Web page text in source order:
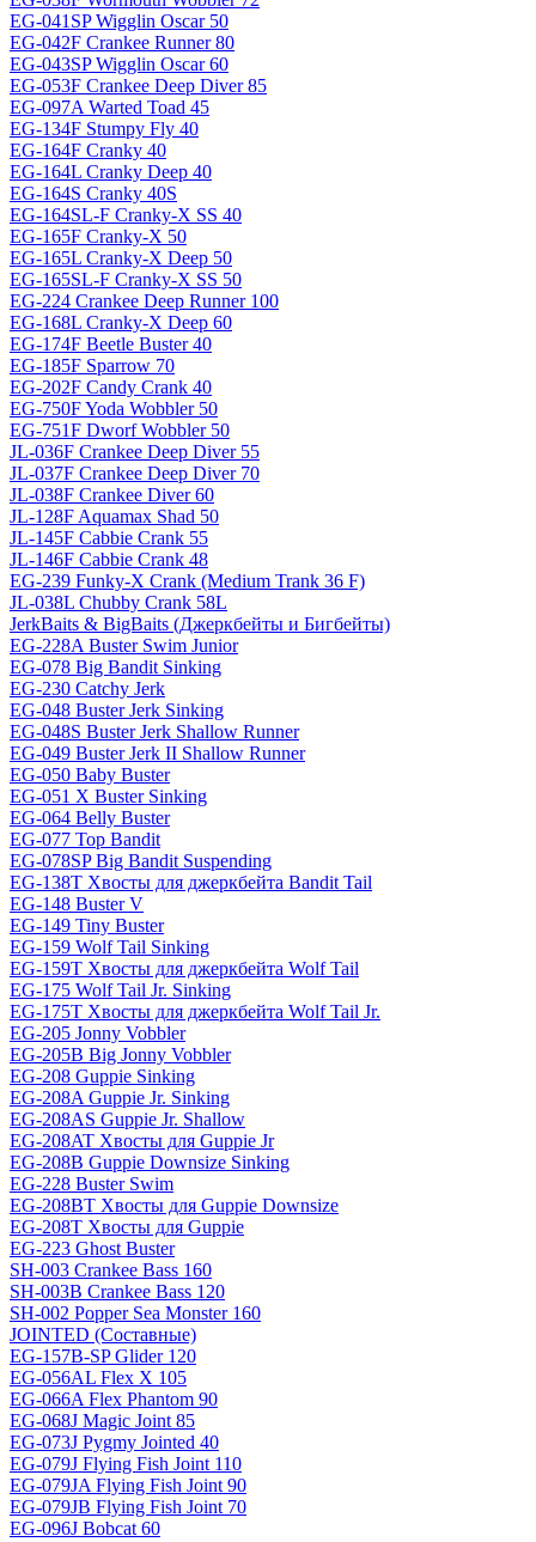
EG-041SP Wigglin Oscar 50
EG-042F Crankee Runner 80
EG-043SP Wigglin Oscar 60
EG-053F Crankee Deep Diver 85
EG-097A Warted Toad 45
EG-134F Stumpy Fly 40
EG-164F Cranky 40
EG-164L Cranky Deep 40
EG-164S Cranky 40S
EG-164SL-F Cranky-X SS 40
EG-165F Cranky-X 50
EG-165L Cranky-X Deep 50
EG-165SL-F Cranky-X SS 50
EG-224 Crankee Deep Runner 100
EG-168L Cranky-X Deep 60
EG-174F Beetle Buster 40
EG-185F Sparrow 70
EG-202F Candy Crank 40
EG-750F Yoda Wobbler 50
EG-751F Dworf Wobbler 50
JL-036F Crankee Deep Diver 55
JL-037F Crankee Deep Diver 70
JL-038F Crankee Diver 60
JL-128F Aquamax Shad 50
JL-145F Cabbie Crank 55
JL-146F Cabbie Crank 48
EG-239 Funky-X Crank (Medium Trank 36 F)
JL-038L Chubby Crank 58L
JerkBaits & BigBaits (Джеркбейты и Бигбейты)
EG-228A Buster Swim Junior
EG-078 Big Bandit Sinking
EG-230 Catchy Jerk
EG-048 Buster Jerk Sinking
EG-048S Buster Jerk Shallow Runner
EG-049 Buster Jerk II Shallow Runner
EG-050 Baby Buster
EG-051 X Buster Sinking
EG-064 Belly Buster
EG-077 Top Bandit
EG-078SP Big Bandit Suspending
EG-138T Хвосты для джеркбейта Bandit Tail
EG-148 Buster V
EG-149 Tiny Buster
EG-159 Wolf Tail Sinking
EG-159T Хвосты для джеркбейта Wolf Tail
EG-175 Wolf Tail Jr. Sinking
EG-175T Хвосты для джеркбейта Wolf Tail Jr.
EG-205 Jonny Vobbler
EG-205B Big Jonny Vobbler
EG-208 Guppie Sinking
EG-208A Guppie Jr. Sinking
EG-208AS Guppie Jr. Shallow
EG-208AT Хвосты для Guppie Jr
EG-208B Guppie Downsize Sinking
EG-228 Buster Swim
EG-208BT Хвосты для Guppie Downsize
EG-208T Хвосты для Guppie
EG-223 Ghost Buster
SH-003 Crankee Bass 160
SH-003B Crankee Bass 120
SH-002 Popper Sea Monster 160
JOINTED (Составные)
EG-157B-SP Glider 120
EG-056AL Flex X 105
EG-066A Flex Phantom 90
EG-068J Magic Joint 85
EG-073J Pygmy Jointed 40
EG-079J Flying Fish Joint 110
EG-079JA Flying Fish Joint 90
EG-079JB Flying Fish Joint 70
EG-096J Bobcat 60